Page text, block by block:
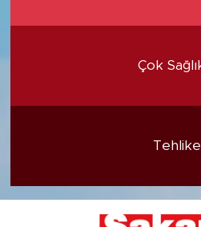
Çok